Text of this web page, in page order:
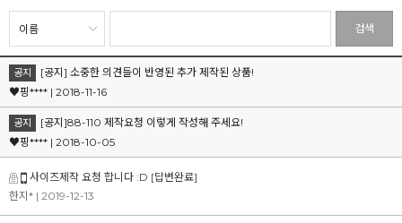
검색
공지
[공지] 소중한 의견들이 반영된 추가 제작된 상품!
♥핑**** | 2018-11-16
공지
[공지]88-110 제작요청 이렇게 작성해 주세요!
♥핑**** | 2018-10-05
사이즈제작 요청 합니다 :D [답변완료]
한지* | 2019-12-13